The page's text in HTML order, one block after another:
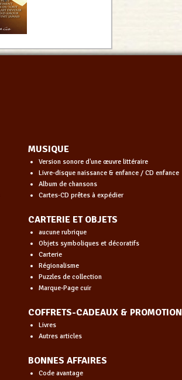
MUSIQUE
Version sonore d'une œuvre littéraire
Livre-disque naissance & enfance / CD enfance
Album de chansons
Cartes-CD prêtes à expédier
CARTERIE ET OBJETS
aucune rubrique
Objets symboliques et décoratifs
Carterie
Régionalisme
Puzzles de collection
Marque-Page cuir
COFFRETS-CADEAUX & PROMOTION
Livres
Autres articles
BONNES AFFAIRES
Code avantage